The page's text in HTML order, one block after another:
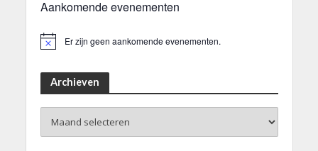
Aankomende evenementen
Er zijn geen aankomende evenementen.
Archieven